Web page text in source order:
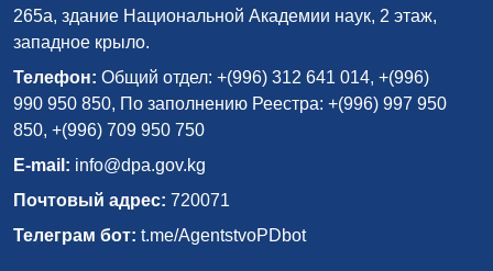
265а, здание Национальной Академии наук, 2 этаж,
западное крыло.
Телефон: Общий отдел: +(996) 312 641 014, +(996)
990 950 850, По заполнению Реестра: +(996) 997 950
850, +(996) 709 950 750
E-mail: info@dpa.gov.kg
Почтовый адрес: 720071
Телеграм бот: t.me/AgentstvoPDbot